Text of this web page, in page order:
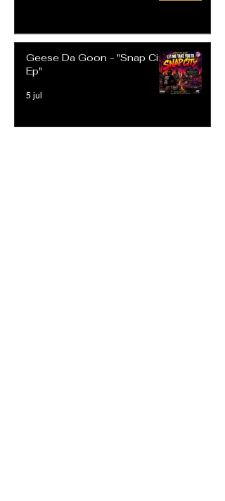
Geese Da Goon - "Snap City
Ep"
5 jul